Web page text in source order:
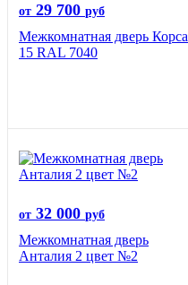
от 29 700 руб
Межкомнатная дверь Корса
15 RAL 7040
от 32 000 руб
Межкомнатная дверь
Анталия 2 цвет №2